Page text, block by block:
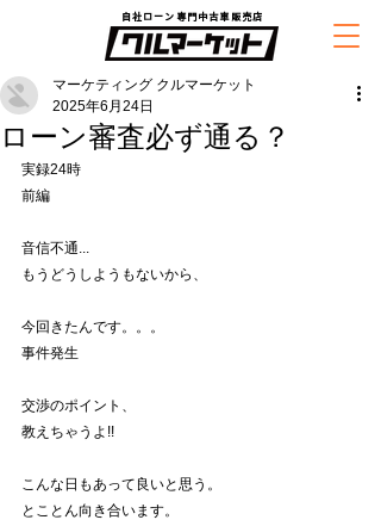
自社ローン専門中古車販売店
ローン審査必ず通る？
マーケティング クルマーケット
2025年6月24日
実録24時
前編
音信不通...
もうどうしようもないから、
今回きたんです。。。
事件発生
交渉のポイント、
教えちゃうよ!!
こんな日もあって良いと思う。
とことん向き合います。